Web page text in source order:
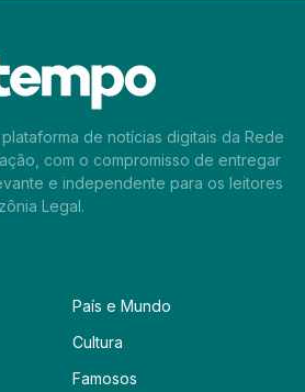
de notícias digitais da Rede
com o compromisso de entregar
e independente para os leitores
Legal.
País e Mundo
Cultura
Famosos